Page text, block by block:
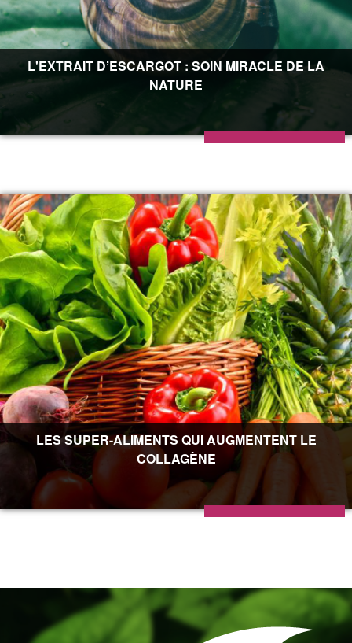
L'EXTRAIT D’ESCARGOT : SOIN MIRACLE DE LA
NATURE
LES SUPER-ALIMENTS QUI AUGMENTENT LE
COLLAGÈNE